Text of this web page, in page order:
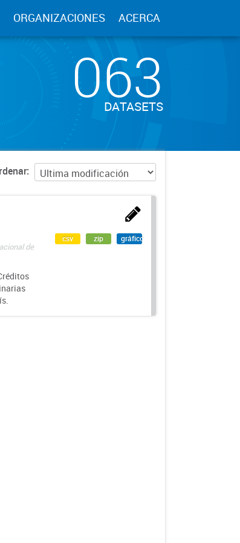
ORGANIZACIONES ACERCA
063
DATASETS
de
csv zip gráfico